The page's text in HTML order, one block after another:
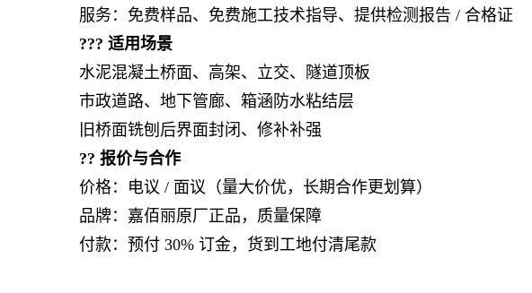
服务：免费样品、免费施工技术指导、提供检测报告 / 合格证
??? 适用场景
水泥混凝土桥面、高架、立交、隧道顶板
市政道路、地下管廊、箱涵防水粘结层
旧桥面铣刨后界面封闭、修补补强
?? 报价与合作
价格：电议 / 面议（量大价优，长期合作更划算）
品牌：嘉佰丽原厂正品，质量保障
付款：预付 30% 订金，货到工地付清尾款